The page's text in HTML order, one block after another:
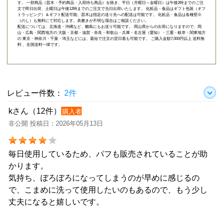
す。 一部商品（苗木・予約商品・入荷待ち商品）を除き、平日（月曜日～金曜日）は午後2時までのご注
文で即日出荷、土曜日は午後12時までのご注文で当日出荷いたします。 化粧品・食品はギフト包装（ギフ
トラッピング）＆ギフト配送可能、苗木は指定の送り先への配送は可能です。 化粧品・食品は各種熨斗
（のし）も無料にて対応します。表書きが不明な場合はご相談ください。
配送については、北海道・沖縄など、離島にもお送り可能です。 岡山県からの出荷になりますので、岡
山・広島・関西地方の 大阪・京都・滋賀・奈良・和歌山・兵庫・名古屋（愛知）・三重・岐阜・関東地方
の 東京・神奈川・千葉・埼玉などには、最短で注文の翌日着も可能です。 ご購入金額7,000円以上 送料無
料 、全国送料一律です。
レビュー件数： 2件
kさん（12件）
購入者
非公開 投稿日：2026年05月13日
毎日使用しているため、パフも販売されていることが助
かります。
気持ち、ぼろぼろになってしまうのが早めに感じるの
で、こまめに洗って使用したいのもあるので、もう少し
丈夫になると嬉しいです。